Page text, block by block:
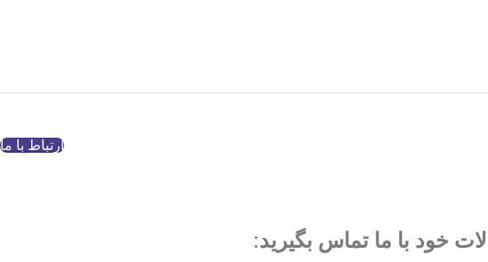
ارتباط با ما
خود با ما تماس بگیرید: